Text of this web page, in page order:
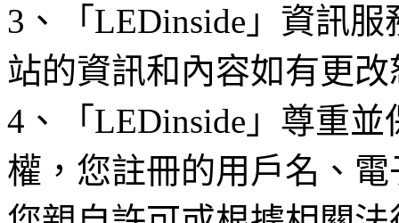
3、「LEDinside」資訊
站的資訊和內容如有更
4、「LEDinside」尊重
權，您註冊的用戶名、